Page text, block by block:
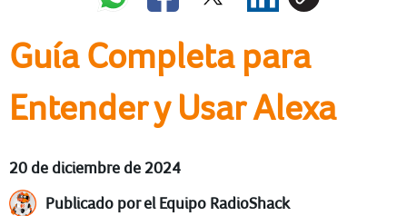
Guía Completa para
Entender y Usar Alexa
20 de diciembre de 2024
Publicado por el Equipo RadioShack